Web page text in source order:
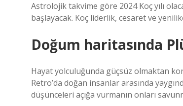
Astrolojik takvime göre 2024 Koç yılı
başlayacak. Koç liderlik, cesaret ve
Doğum haritasında
Hayat yolculuğunda güçsüz olmaktan
Retro’da doğan insanlar arasında
düşünceleri açığa vurmanın onları